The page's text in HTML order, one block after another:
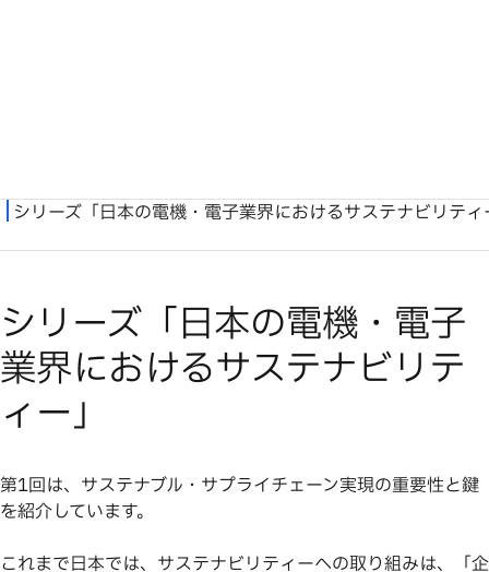
シリーズ「日本の電機・電子
業界におけるサステナビリテ
ィー」
第1回は、サステナブル・サプライチェーン実現の重要性と鍵
を紹介しています。
これまで日本では、サステナビリティーへの取り組みは、「企